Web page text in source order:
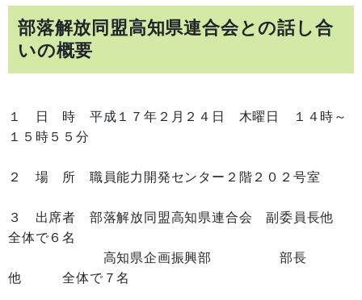
部落解放同盟高知県連合会との話し合
いの概要
１ 日 時 平成１７年２月２４日 木曜日 １４時～
１５時５５分
２ 場 所 職員能力開発センター２階２０２号室
３ 出席者 部落解放同盟高知県連合会 副委員長他
全体で６名
高知県企画振興部 部長
他 全体で７名